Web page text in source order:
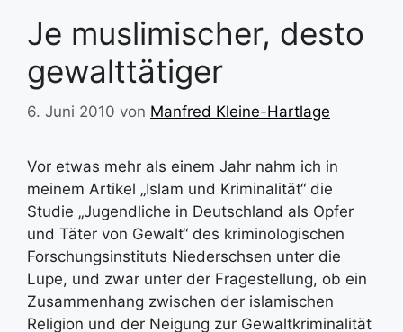
Je muslimischer, desto
gewalttätiger
6. Juni 2010 von Manfred Kleine-Hartlage
Vor etwas mehr als einem Jahr nahm ich in
meinem Artikel „Islam und Kriminalität“ die
Studie „Jugendliche in Deutschland als Opfer
und Täter von Gewalt“ des kriminologischen
Forschungsinstituts Niederschsen unter die
Lupe, und zwar unter der Fragestellung, ob ein
Zusammenhang zwischen der islamischen
Religion und der Neigung zur Gewaltkriminalität